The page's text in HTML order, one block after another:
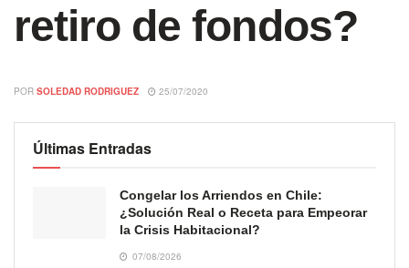
retiro de fondos?
POR SOLEDAD RODRIGUEZ 25/07/2020
Últimas Entradas
Congelar los Arriendos en Chile:
¿Solución Real o Receta para Empeorar
la Crisis Habitacional?
07/08/2026